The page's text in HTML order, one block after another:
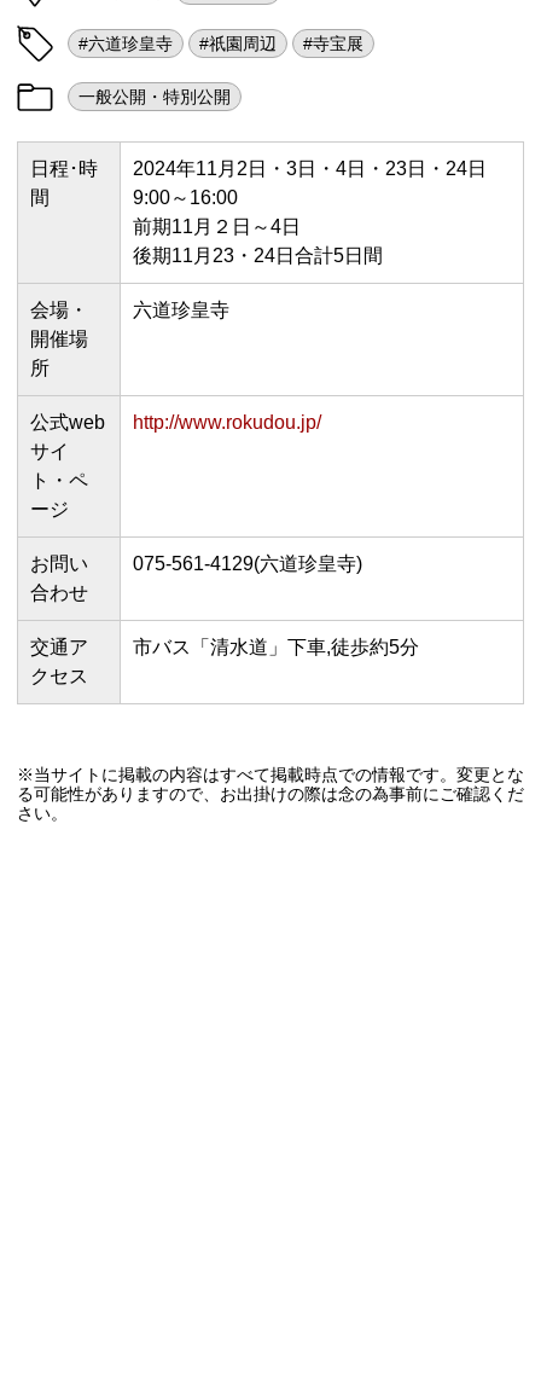
#六道珍皇寺 #祇園周辺 #寺宝展
一般公開・特別公開
日程･時
間
2024年11月2日・3日・4日・23日・24日
9:00～16:00
前期11月２日～4日
後期11月23・24日合計5日間
会場・
開催場
所
六道珍皇寺
公式web
サイ
ト・ペ
ージ
http://www.rokudou.jp/
お問い
合わせ
075-561-4129(六道珍皇寺)
交通ア
クセス
市バス「清水道」下車,徒歩約5分
※当サイトに掲載の内容はすべて掲載時点での情報です。変更とな
る可能性がありますので、お出掛けの際は念の為事前にご確認くだ
さい。